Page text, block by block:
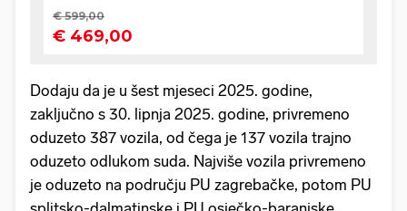
Dodaju da je u šest mjeseci 2025. godine,
zaključno s 30. lipnja 2025. godine, privremeno
oduzeto 387 vozila, od čega je 137 vozila trajno
oduzeto odlukom suda. Najviše vozila privremeno
je oduzeto na području PU zagrebačke, potom PU